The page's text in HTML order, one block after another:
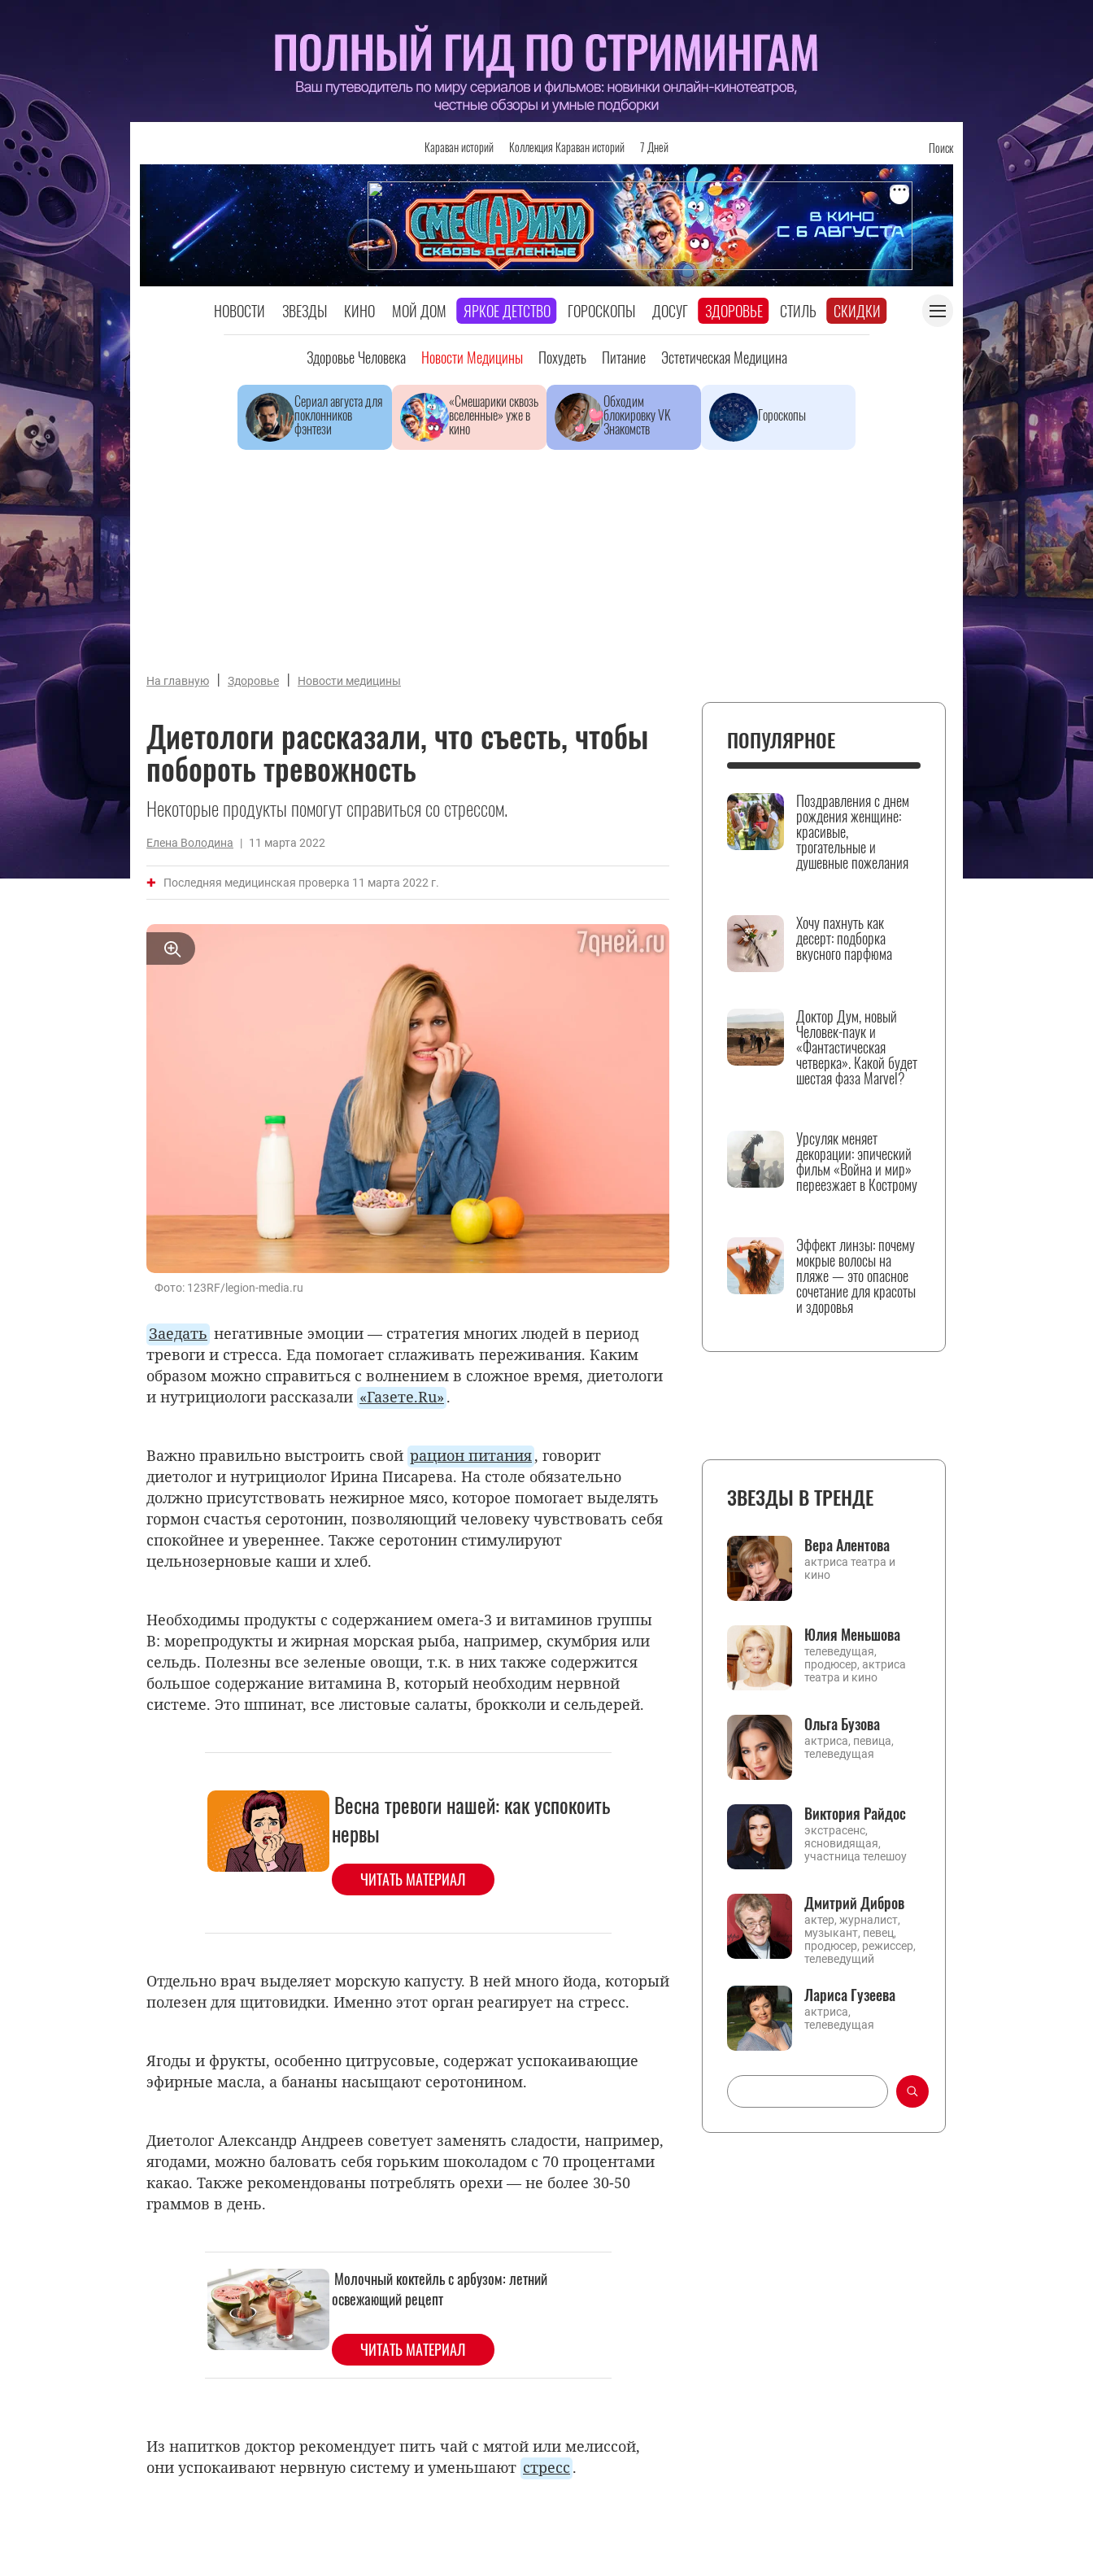
Караван историй Коллекция Караван историй 7 Дней Поиск
НОВОСТИ ЗВЕЗДЫ КИНО МОЙ ДОМ ЯРКОЕ ДЕТСТВО ГОРОСКОПЫ ДОСУГ ЗДОРОВЬЕ СТИЛЬ СКИДКИ
Здоровье Человека Новости Медицины Похудеть Питание Эстетическая Медицина
Сериал августа для
поклонников
фэнтези
«Смешарики сквозь
вселенные» уже в
кино
Обходим
блокировку VK
Знакомств
Гороскопы
На главную | Здоровье | Новости медицины
Диетологи рассказали, что съесть, чтобы
побороть тревожность
Некоторые продукты помогут справиться со стрессом.
Елена Володина | 11 марта 2022
Последняя медицинская проверка 11 марта 2022 г.
Фото: 123RF/legion-media.ru
Заедать негативные эмоции — стратегия многих людей в период
тревоги и стресса. Еда помогает сглаживать переживания. Каким
образом можно справиться с волнением в сложное время, диетологи
и нутрициологи рассказали «Газете.Ru» .
Важно правильно выстроить свой рацион питания, говорит
диетолог и нутрициолог Ирина Писарева. На столе обязательно
должно присутствовать нежирное мясо, которое помогает выделять
гормон счастья серотонин, позволяющий человеку чувствовать себя
спокойнее и увереннее. Также серотонин стимулируют
цельнозерновые каши и хлеб.
Необходимы продукты с содержанием омега-3 и витаминов группы
B: морепродукты и жирная морская рыба, например, скумбрия или
сельдь. Полезны все зеленые овощи, т.к. в них также содержится
большое содержание витамина В, который необходим нервной
системе. Это шпинат, все листовые салаты, брокколи и сельдерей.
Весна тревоги нашей: как успокоить
нервы
ЧИТАТЬ МАТЕРИАЛ
Отдельно врач выделяет морскую капусту. В ней много йода, который
полезен для щитовидки. Именно этот орган реагирует на стресс.
Ягоды и фрукты, особенно цитрусовые, содержат успокаивающие
эфирные масла, а бананы насыщают серотонином.
Диетолог Александр Андреев советует заменять сладости, например,
ягодами, можно баловать себя горьким шоколадом с 70 процентами
какао. Также рекомендованы потреблять орехи — не более 30-50
граммов в день.
Из напитков доктор рекомендует пить чай с мятой или мелиссой,
они успокаивают нервную систему и уменьшают стресс .
ПОПУЛЯРНОЕ
Поздравления с днем
рождения женщине:
красивые,
трогательные и
душевные пожелания
Хочу пахнуть как
десерт: подборка
вкусного парфюма
Доктор Дум, новый
Человек-паук и
«Фантастическая
четверка». Какой будет
шестая фаза Marvel?
Урсуляк меняет
декорации: эпический
фильм «Война и мир»
переезжает в Кострому
Эффект линзы: почему
мокрые волосы на
пляже — это опасное
сочетание для красоты
и здоровья
ЗВЕЗДЫ В ТРЕНДЕ
Вера Алентова
актриса театра и
кино
Юлия Меньшова
телеведущая,
продюсер, актриса
театра и кино
Ольга Бузова
актриса, певица,
телеведущая
Виктория Райдос
экстрасенс,
ясновидящая,
участница телешоу
Дмитрий Дибров
актер, журналист,
музыкант, певец,
продюсер, режиссер,
телеведущий
Лариса Гузеева
актриса,
телеведущая